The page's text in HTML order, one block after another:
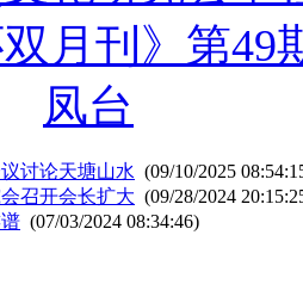
月刊》第49
凤台
讨论天塘山水 (09/10/2025
召开会长扩大 (09/28/2024
(07/03/2024 08:34:46)